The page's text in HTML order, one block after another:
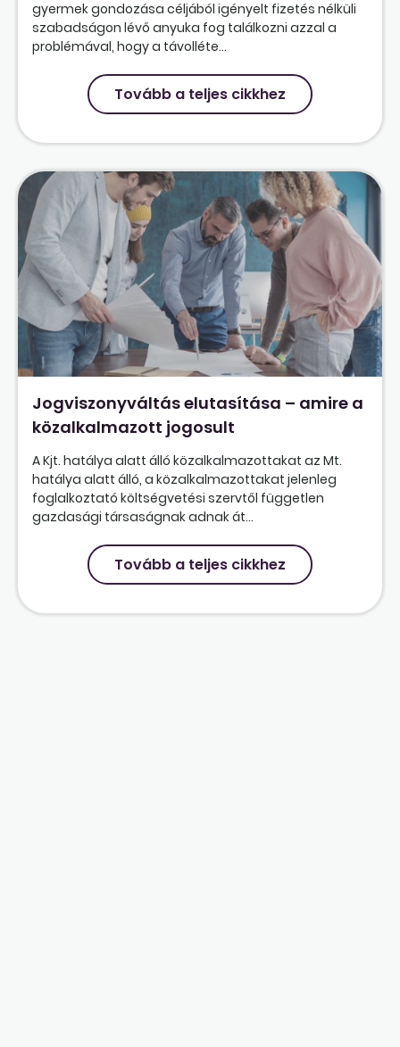
gyermek gondozása céljából igényelt fizetés nélküli
szabadságon lévő anyuka fog találkozni azzal a
problémával, hogy a távolléte...
Tovább a teljes cikkhez
Jogviszonyváltás elutasítása – amire a
közalkalmazott jogosult
A Kjt. hatálya alatt álló közalkalmazottakat az Mt.
hatálya alatt álló, a közalkalmazottakat jelenleg
foglalkoztató költségvetési szervtől független
gazdasági társaságnak adnak át...
Tovább a teljes cikkhez